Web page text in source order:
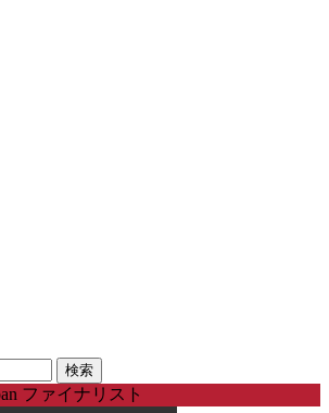
ファイナリスト